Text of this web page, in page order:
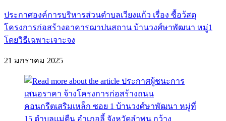
ประกาศองค์การบริหารส่วนตำบลเวียงแก้ว เรื่อง ซื้อว้สดุ
โครงการก่อสร้างอาคารฌาปนสถาน บ้านวงศ์ษาพัฒนา หมู่1
โดยวิธีเฉพาะเจาะจง
21 มกราคม 2025